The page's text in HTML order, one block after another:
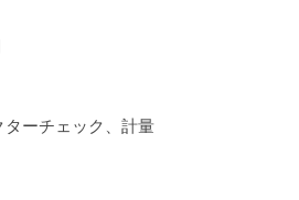
ーチェック、計量